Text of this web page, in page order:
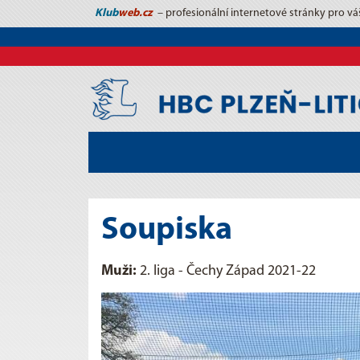
Klubweb.cz – profesionální internetové stránky pro
Soupiska
Muži: 2. liga - Čechy Západ 2021-22